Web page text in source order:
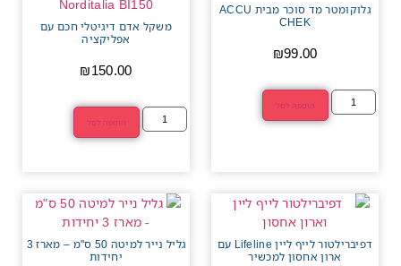
גלוקומטר מד סוכר מבית ACCU
CHEK
₪99.00
הוספה לסל
משקל אדם דיגיטלי חכם עם
אפליקציה
₪150.00
הוספה לסל
דפיברילטור לייף ליין Lifeline עם
ארון אחסון למכשיר
גליל נייר למיטה 50 ס"מ – מארז 3
יחידות